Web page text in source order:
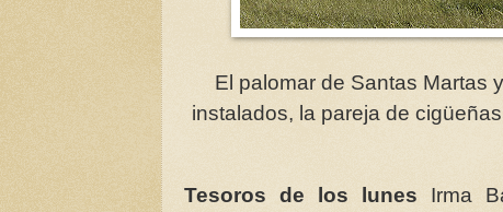
El palomar de Santas Martas
instalados, la pareja de
Tesoros de los lunes Irma